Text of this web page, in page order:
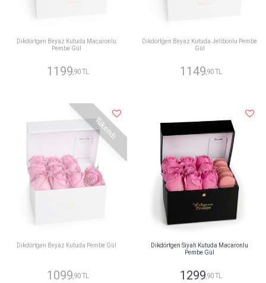
Dikdörtgen Beyaz Kutuda Macaronlu
Pembe Gül
1199 ,90 TL
Dikdörtgen Beyaz Kutuda Jelibonlu Pembe
Gül
1149 ,90 TL
Tükendi
Dikdörtgen Beyaz Kutuda Pembe Gül
1099,90 TL
Dikdörtgen Siyah Kutuda Macaronlu
Pembe Gül
1299,90 TL